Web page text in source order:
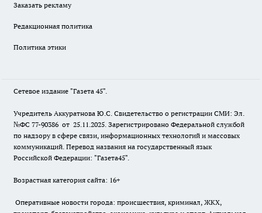
Заказать рекламу
Редакционная политика
Политика этики
Сетевое издание "Газета 45".
Учредитель Аккуратнова Ю.С. Свидетельство о регистрации СМИ: Эл.
№ФС 77-90386 от 25.11.2025. Зарегистрировано Федеральной службой
по надзору в сфере связи, информационных технологий и массовых
коммуникаций. Перевод названия на государственный язык
Российской Федерации: "Газета45".
Возрастная категория сайта: 16+
Оперативные новости города: происшествия, криминал, ЖКХ,